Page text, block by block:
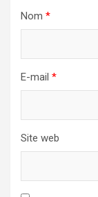
Nom *
E-mail *
Site web